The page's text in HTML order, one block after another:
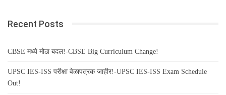
Recent Posts
CBSE मध्ये मोठा बदल!-CBSE Big Curriculum Change!
UPSC IES-ISS परीक्षा वेळापत्रक जाहीर!-UPSC IES-ISS Exam Schedule
Out!